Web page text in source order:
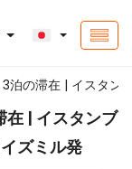
泊の滞在 | イスタン
在 | イスタンブ
ズミル発